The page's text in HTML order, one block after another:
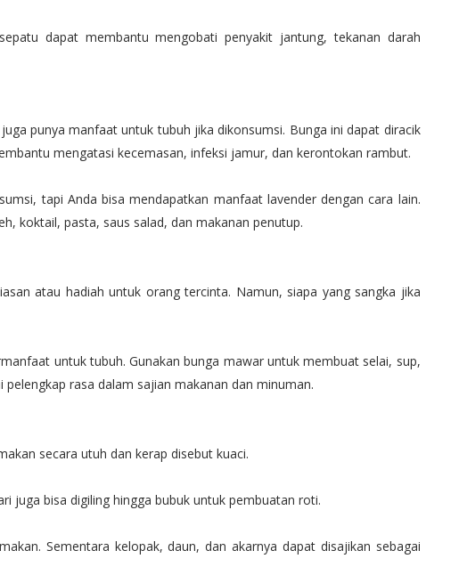
dapat membantu mengobati penyakit jantung, tekanan darah
punya manfaat untuk tubuh jika dikonsumsi. Bunga ini dapat diracik
mengatasi kecemasan, infeksi jamur, dan kerontokan rambut.
tapi Anda bisa mendapatkan manfaat lavender dengan cara lain.
koktail, pasta, saus salad, dan makanan penutup.
atau hadiah untuk orang tercinta. Namun, siapa yang sangka jika
untuk tubuh. Gunakan bunga mawar untuk membuat selai, sup,
rasa dalam sajian makanan dan minuman.
secara utuh dan kerap disebut kuaci.
juga bisa digiling hingga bubuk untuk pembuatan roti.
Sementara kelopak, daun, dan akarnya dapat disajikan sebagai